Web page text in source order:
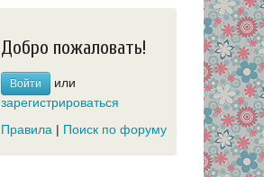
Добро пожаловать!
Войти
или
зарегистрироваться
Правила | Поиск по форуму